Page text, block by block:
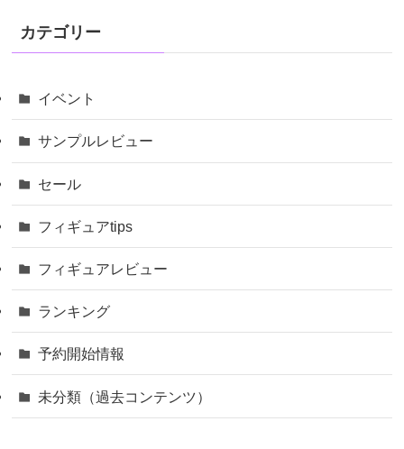
カテゴリー
イベント
サンプルレビュー
セール
フィギュアtips
フィギュアレビュー
ランキング
予約開始情報
未分類（過去コンテンツ）